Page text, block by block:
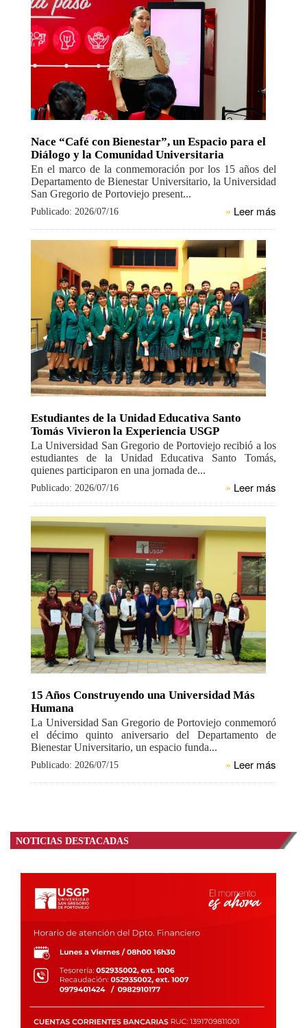
Nace “Café con Bienestar”, un Espacio para el
Diálogo y la Comunidad Universitaria
En el marco de la conmemoración por los 15 años del
Departamento de Bienestar Universitario, la Universidad
San Gregorio de Portoviejo present...
Publicado: 2026/07/16 » Leer más
Estudiantes de la Unidad Educativa Santo
Tomás Vivieron la Experiencia USGP
La Universidad San Gregorio de Portoviejo recibió a los
estudiantes de la Unidad Educativa Santo Tomás,
quienes participaron en una jornada de...
Publicado: 2026/07/16 » Leer más
15 Años Construyendo una Universidad Más
Humana
La Universidad San Gregorio de Portoviejo conmemoró
el décimo quinto aniversario del Departamento de
Bienestar Universitario, un espacio funda...
Publicado: 2026/07/15 » Leer más
NOTICIAS DESTACADAS